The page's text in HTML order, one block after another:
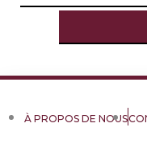
À PROPOS DE NOUS